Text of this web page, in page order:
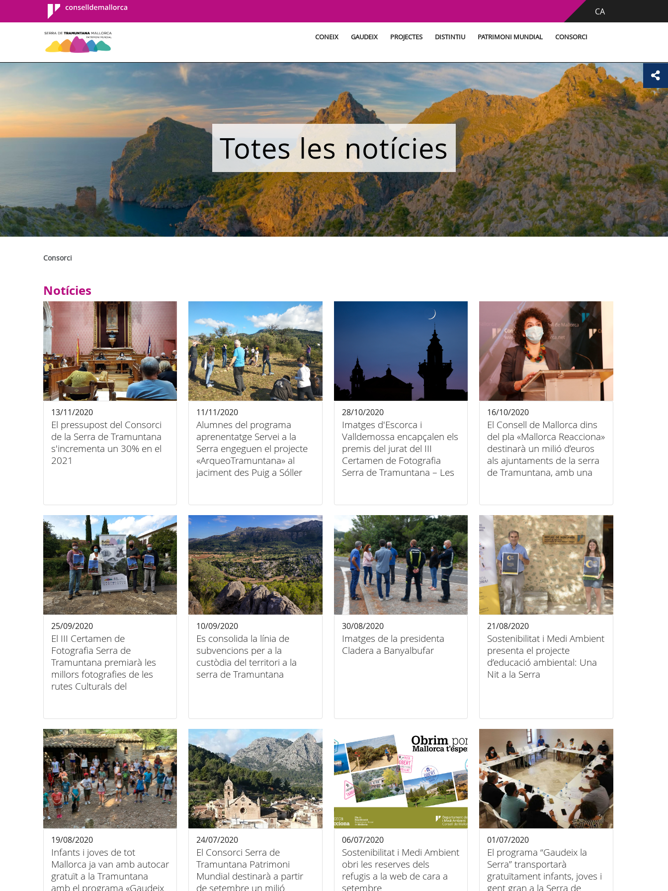
Consell de
Mallorca
CA
CONEIX GAUDEIX PROJECTES DISTINTIU PATRIMONI MUNDIAL CONSORCI
Totes les notícies
Consorci
Notícies
El pressupost del Consorci
de la Serra de Tramuntana
s'incrementa un 30% en el
2021
13/11/2020
Alumnes del programa
aprenentatge Servei a la
Serra engeguen el projecte
«ArqueoTramuntana» al
jaciment des Puig a Sóller
11/11/2020
Imatges d'Escorca i
Valldemossa encapçalen els
premis del jurat del III
Certamen de Fotografia
Serra de Tramuntana – Les
28/10/2020
El Consell de Mallorca dins
del pla «Mallorca Reacciona»
destinarà un milió d’euros
als ajuntaments de la serra
de Tramuntana, amb una
temporal d’agost
16/10/2020
El III Certamen de
Fotografia Serra de
Tramuntana premiarà les
millors fotografies de les
rutes Culturals del
25/09/2020
Es consolida la línia de
subvencions per a la
custòdia del territori a la
serra de Tramuntana
10/09/2020
Imatges de la presidenta
Cladera a Banyalbufar
30/08/2020
Sostenibilitat i Medi Ambient
presenta el projecte
d’educació ambiental: Una
Nit a la Serra
21/08/2020
Infants i joves de tot
Mallorca ja van amb autocar
gratuït a la Tramuntana
amb el programa «Gaudeix
19/08/2020
El Consorci Serra de
Tramuntana Patrimoni
Mundial destinarà a partir
de setembre un milió
24/07/2020
Sostenibilitat i Medi Ambient
obri les reserves dels
refugis a la web de cara a
setembre
06/07/2020
El programa “Gaudeix la
Serra” transportarà
gratuïtament infants, joves i
gent gran a la Serra de
01/07/2020